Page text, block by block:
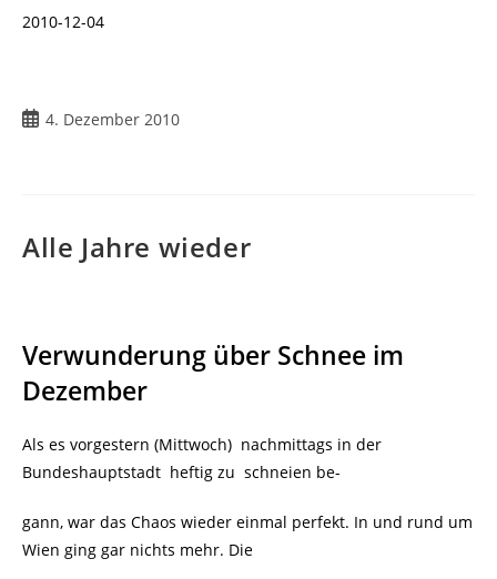
2010-12-04
4. Dezember 2010
Alle Jahre wieder
Verwunderung über Schnee im
Dezember
Als es vorgestern (Mittwoch) nachmittags in der
Bundeshauptstadt heftig zu schneien be-
gann, war das Chaos wieder einmal perfekt. In und rund um
Wien ging gar nichts mehr. Die